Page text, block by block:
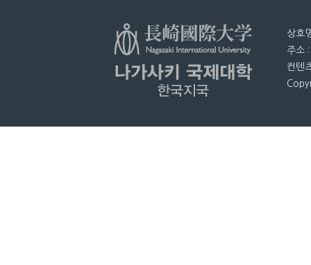
상호
주소
컨텐